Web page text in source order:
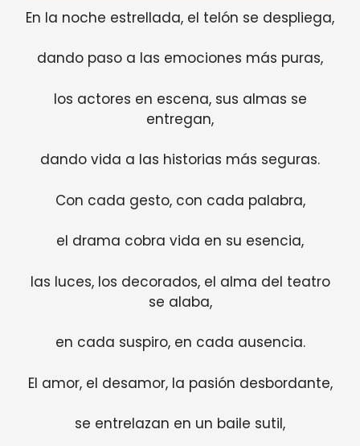
En la noche estrellada, el telón se despliega,
dando paso a las emociones más puras,
los actores en escena, sus almas se
entregan,
dando vida a las historias más seguras.
Con cada gesto, con cada palabra,
el drama cobra vida en su esencia,
las luces, los decorados, el alma del teatro
se alaba,
en cada suspiro, en cada ausencia.
El amor, el desamor, la pasión desbordante,
se entrelazan en un baile sutil,